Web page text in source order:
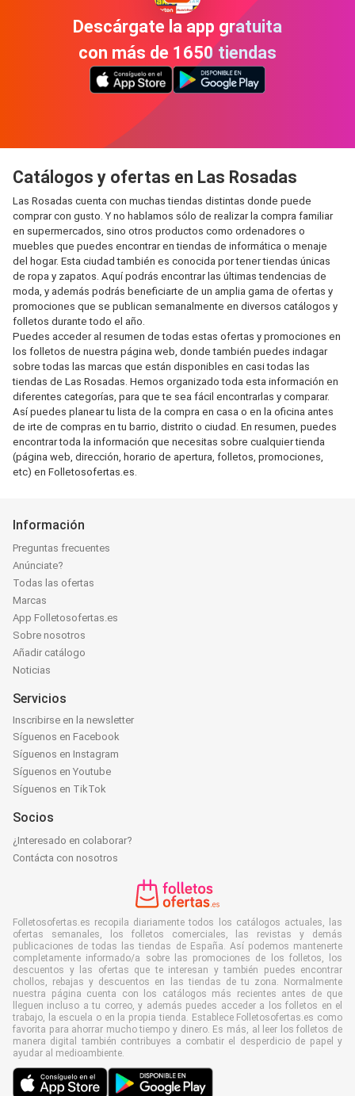
Descárgate la app gratuita
con más de 1650 tiendas
Catálogos y ofertas en Las Rosadas
Las Rosadas cuenta con muchas tiendas distintas donde puede
comprar con gusto. Y no hablamos sólo de realizar la compra familiar
en supermercados, sino otros productos como ordenadores o
muebles que puedes encontrar en tiendas de informática o menaje
del hogar. Esta ciudad también es conocida por tener tiendas únicas
de ropa y zapatos. Aquí podrás encontrar las últimas tendencias de
moda, y además podrás beneficiarte de un amplia gama de ofertas y
promociones que se publican semanalmente en diversos catálogos y
folletos durante todo el año.
Puedes acceder al resumen de todas estas ofertas y promociones en
los folletos de nuestra página web, donde también puedes indagar
sobre todas las marcas que están disponibles en casi todas las
tiendas de Las Rosadas. Hemos organizado toda esta información en
diferentes categorías, para que te sea fácil encontrarlas y comparar.
Así puedes planear tu lista de la compra en casa o en la oficina antes
de irte de compras en tu barrio, distrito o ciudad. En resumen, puedes
encontrar toda la información que necesitas sobre cualquier tienda
(página web, dirección, horario de apertura, folletos, promociones,
etc) en Folletosofertas.es.
Información
Preguntas frecuentes
Anúnciate?
Todas las ofertas
Marcas
App Folletosofertas.es
Sobre nosotros
Añadir catálogo
Noticias
Servicios
Inscribirse en la newsletter
Síguenos en Facebook
Síguenos en Instagram
Síguenos en Youtube
Síguenos en TikTok
Socios
¿Interesado en colaborar?
Contácta con nosotros
Folletosofertas.es recopila diariamente todos los catálogos actuales, las
ofertas semanales, los folletos comerciales, las revistas y demás
publicaciones de todas las tiendas de España. Así podemos mantenerte
completamente informado/a sobre las promociones de los folletos, los
descuentos y las ofertas que te interesan y también puedes encontrar
chollos, rebajas y descuentos en las tiendas de tu zona. Normalmente
nuestra página cuenta con los catálogos más recientes antes de que
lleguen incluso a tu correo, y además puedes acceder a los folletos en el
trabajo, la escuela o en la propia tienda. Establece Folletosofertas.es como
favorita para ahorrar mucho tiempo y dinero. Es más, al leer los folletos de
manera digital también contribuyes a combatir el desperdicio de papel y
ayudar al medioambiente.